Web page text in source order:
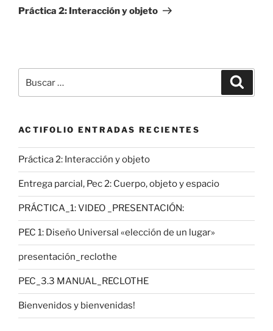
entrada
Práctica 2: Interacción y objeto
por:
ACTIFOLIO ENTRADAS RECIENTES
Práctica 2: Interacción y objeto
Entrega parcial, Pec 2: Cuerpo, objeto y espacio
PRÁCTICA_1: VIDEO _PRESENTACIÓN:
PEC 1: Diseño Universal «elección de un lugar»
presentación_reclothe
PEC_3.3 MANUAL_RECLOTHE
Bienvenidos y bienvenidas!